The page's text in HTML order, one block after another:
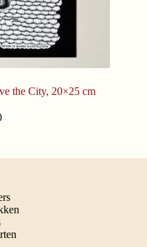
the City, 20×25 cm